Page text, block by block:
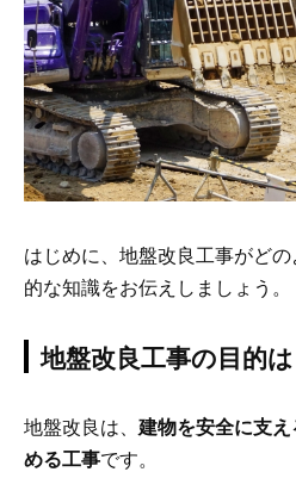
はじめに、地盤改良工事がど
的な知識をお伝えしましょう。
地盤改良工事の目的は
地盤改良は、 建物を安全に支
める工事です。